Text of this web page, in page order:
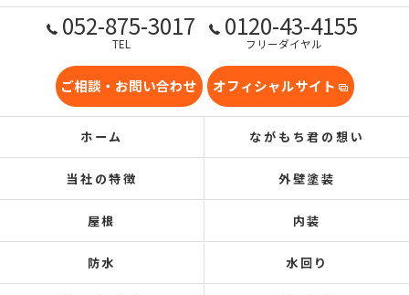
052-875-3017
TEL
0120-43-4155
フリーダイヤル
ご相談・お問い合わせ オフィシャルサイト
ホーム ながもち君の想い
当社の特徴 外壁塗装
屋根 内装
防水 水回り